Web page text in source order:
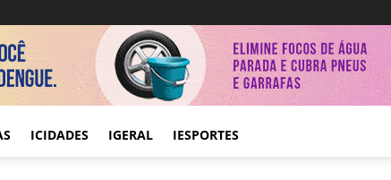
ICIDADES IGERAL IESPORTES